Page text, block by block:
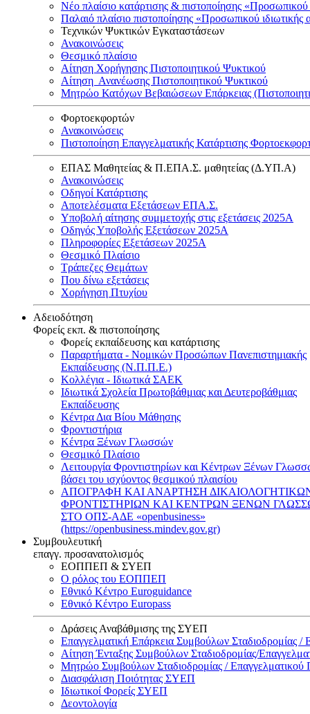
Νέο πλαίσιο κατάρτισης & πιστοποίησης «Προσωπικού
Παλαιό πλαίσιο πιστοποίησης «Προσωπικού
Τεχνικών Ψυκτικών Εγκαταστάσεων
Ανακοινώσεις
Θεσμικό πλαίσιο
Αίτηση Χορήγησης Πιστοποιητικού Ψυκτικού
Αίτηση Ανανέωσης Πιστοποιητικού Ψυκτικού
Μητρώο Κατόχων Βεβαιώσεων Επάρκειας
Φορτοεκφορτών
Ανακοινώσεις
Πιστοποίηση Επαγγελματικής Κατάρτισης
ΕΠΑΣ Μαθητείας & Π.ΕΠΑ.Σ. μαθητείας (Δ.ΥΠ.Α)
Ανακοινώσεις
Oδηγοί Κατάρτισης
Αποτελέσματα Εξετάσεων ΕΠΑ.Σ.
Υποβολή αίτησης συμμετοχής στις εξετάσεις 2025Α
Οδηγός Υποβολής Εξετάσεων 2025A
Πληροφορίες Εξετάσεων 2025Α
Θεσμικό Πλαίσιο
Τράπεζες Θεμάτων
Που δίνω εξετάσεις
Χορήγηση Πτυχίου
Αδειοδότηση
Φορείς εκπ. & πιστοποίησης
Φορείς εκπαίδευσης και κατάρτισης
Παραρτήματα - Νομικών Προσώπων Πανεπιστημιακής
Εκπαίδευσης (Ν.Π.Π.Ε.)
Κολλέγια - Ιδιωτικά ΣΑΕΚ
Ιδιωτικά Σχολεία Πρωτοβάθμιας και Δευτεροβάθμιας
Εκπαίδευσης
Κέντρα Δια Βίου Μάθησης
Φροντιστήρια
Κέντρα Ξένων Γλωσσών
Θεσμικό Πλαίσιο
Λειτουργία Φροντιστηρίων και Κέντρων Ξένων
βάσει του ισχύοντος θεσμικού πλαισίου
ΑΠΟΓΡΑΦΗ ΚΑΙ ΑΝΑΡΤΗΣΗ
ΦΡΟΝΤΙΣΤΗΡΙΩΝ ΚΑΙ ΚΕΝΤΡΩΝ ΞΕΝΩΝ
ΣΤΟ ΟΠΣ-ΑΔΕ «openbusiness»
(https://openbusiness.mindev.gov.gr)
Συμβουλευτική
επαγγ. προσανατολισμός
ΕΟΠΠΕΠ & ΣΥΕΠ
Ο ρόλος του ΕΟΠΠΕΠ
Εθνικό Κέντρο Euroguidance
Εθνικό Κέντρο Europass
Δράσεις Αναβάθμισης της ΣΥΕΠ
Επαγγελματική Επάρκεια Συμβούλων Σταδιοδρομίας /
Αίτηση Ένταξης Συμβούλων Σταδιοδρομίας/
Μητρώο Συμβούλων Σταδιοδρομίας / Επαγγελματικού
Διασφάλιση Ποιότητας ΣΥΕΠ
Ιδιωτικοί Φορείς ΣΥΕΠ
Δεοντολογία